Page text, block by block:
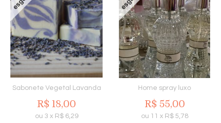
Sabonete Vegetal Lavanda
R$ 18,00
ou 3 x R$ 6,29
Home spray luxo
R$ 55,00
ou 11 x R$ 5,78